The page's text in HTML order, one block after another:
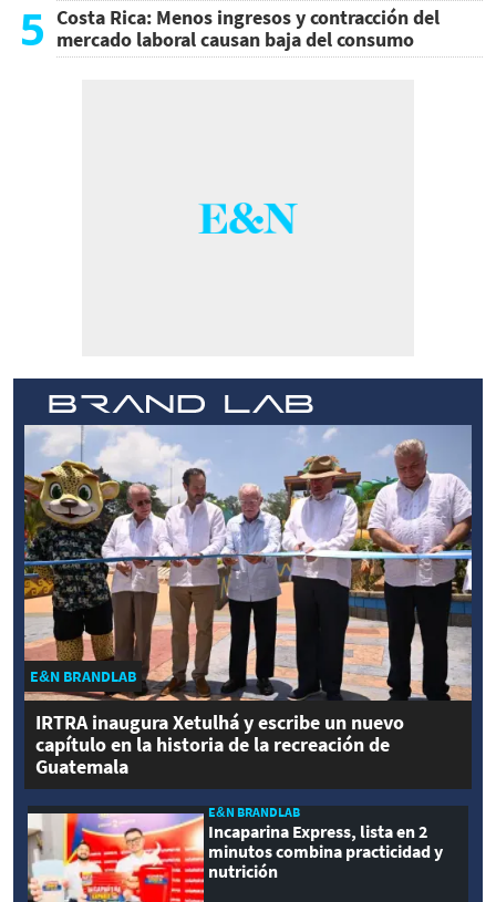
5 Costa Rica: Menos ingresos y contracción del
mercado laboral causan baja del consumo
E&N BRANDLAB
IRTRA inaugura Xetulhá y escribe un nuevo
capítulo en la historia de la recreación de
Guatemala
E&N BRANDLAB
Incaparina Express, lista en 2
minutos combina practicidad y
nutrición